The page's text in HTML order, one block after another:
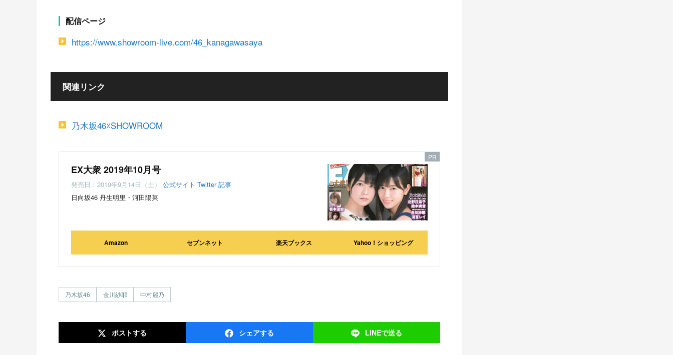
配信ページ
https://www.showroom-live.com/46_kanagawasaya
関連リンク
乃木坂46☓SHOWROOM
EX大衆 2019年10月号
発売日：2019年9月14日（土） 公式サイト Twitter 記事
日向坂46 丹生明里・河田陽菜
Amazon セブンネット 楽天ブックス Yahoo！ショッピング
乃木坂46 金川紗耶 中村麗乃
ポストする シェアする LINEで送る